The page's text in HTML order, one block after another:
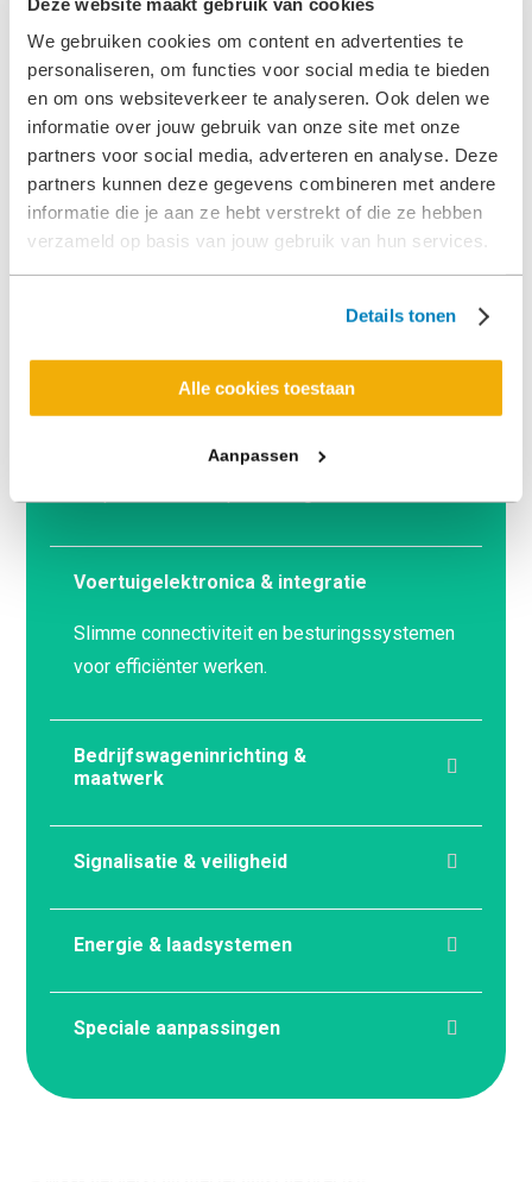
We gebruiken cookies om content en advertenties te
personaliseren, om functies voor social media te bieden
en om ons websiteverkeer te analyseren. Ook delen we
informatie over jouw gebruik van onze site met onze
partners voor social media, adverteren en analyse. Deze
partners kunnen deze gegevens combineren met andere
informatie die je aan ze hebt verstrekt of die ze hebben
verzameld op basis van jouw gebruik van hun services.
Details tonen
Alle cookies toestaan
Aanpassen
Werkwijze: van
idee tot
operationeel
Geen klant en geen branche is hetzelfde. Door
de optimale mobiele werkplek. Dit proces is
Voertuigelektronica & integratie
Slimme connectiviteit en besturingssystemen
voor efficiënter werken.
Bedrijfswageninrichting &
maatwerk
Signalisatie & veiligheid
Energie & laadsystemen
Speciale aanpassingen